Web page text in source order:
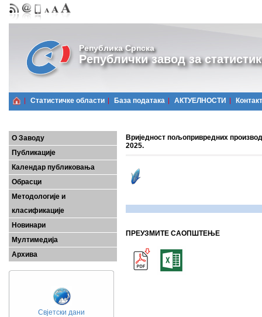
Република Српска
Републички завод за
Статистичке области Базa података АКТУЕЛНОСТИ Контакт
О Заводу
Публикације
Календар публиковања
Обрасци
Методологије и
класификације
Новинари
Мултимедија
Архива
Свјетски дани
Вриједност пољопривредних
2025.
ПРЕУЗМИТЕ САОПШТЕЊЕ